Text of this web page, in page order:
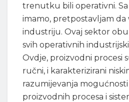
trenutku bili operativni.
imamo, pretpostavljam da
industriju. Ovaj sektor
svih operativnih
Ovdje, proizvodni procesi
ručni, i karakterizirani
razumijevanja
proizvodnih procesa i